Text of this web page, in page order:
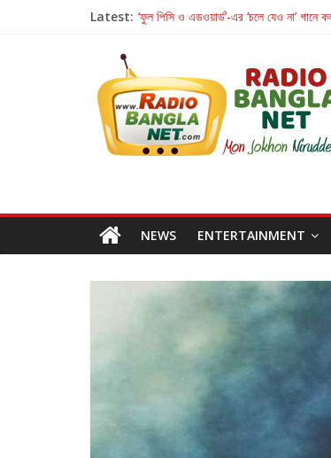
Latest: ‘ফুল পিসি ও এডওয়ার্ড’-এর ‘চলে যেও না’
জগন্নাথমঙ্গলম্ — বাংলায় প্রথমবার মঞ্চে এবার
Retribution: A Thought-
NEWS ENTERTAINMENT